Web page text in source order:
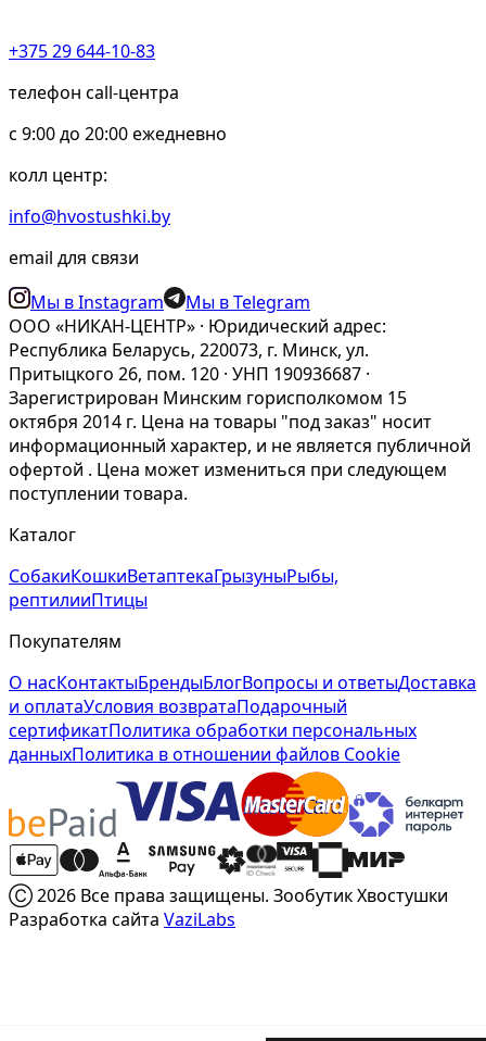
+375 29 644-10-83
телефон call-центра
c 9:00 до 20:00 ежедневно
колл центр:
info@hvostushki.by
email для связи
Мы в Instagram
Мы в Telegram
ООО «НИКАН-ЦЕНТР» · Юридический адрес:
Республика Беларусь, 220073, г. Минск, ул.
Притыцкого 26, пом. 120 · УНП 190936687 ·
Зарегистрирован Минским горисполкомом 15
октября 2014 г. Цена на товары "под заказ" носит
информационный характер, и не является публичной
офертой . Цена может измениться при следующем
поступлении товара.
Каталог
СобакиКошкиВетаптекаГрызуныРыбы,
рептилииПтицы
Покупателям
О насКонтактыБрендыБлогВопросы и ответыДоставка
и оплатаУсловия возвратаПодарочный
сертификатПолитика обработки персональных
данныхПолитика в отношении файлов Cookie
Ⓒ 2026 Все права защищены. Зообутик Хвостушки
Разработка сайта VaziLabs